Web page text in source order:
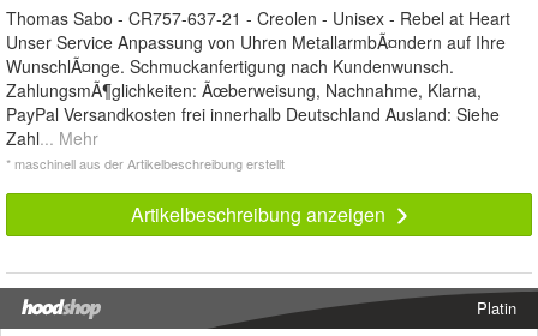
Thomas Sabo - CR757-637-21 - Creolen - Unisex - Rebel at Heart
Unser Service Anpassung von Uhren MetallarmbÃ¤ndern auf Ihre
WunschlÃ¤nge. Schmuckanfertigung nach Kundenwunsch.
ZahlungsmÃ¶glichkeiten: Ãœberweisung, Nachnahme, Klarna,
PayPal Versandkosten frei innerhalb Deutschland Ausland: Siehe
Zahl... Mehr
* maschinell aus der Artikelbeschreibung erstellt
Artikelbeschreibung anzeigen
Platin